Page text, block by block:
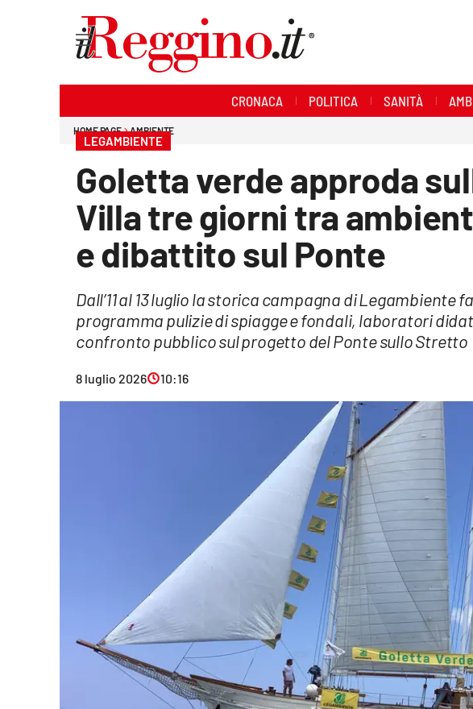
Economia e lavoro
CRONACA POLITICA SANITÀ
HOME PAGE AMBIENTE
LEGAMBIENTE
Goletta verde approda
Villa tre giorni tra
e dibattito sul Ponte
Dall’11 al 13 luglio la storica campagna di Legambiente
programma pulizie di spiagge e fondali, laboratori
confronto pubblico sul progetto del Ponte sullo Stretto
8 luglio 2026 10:16